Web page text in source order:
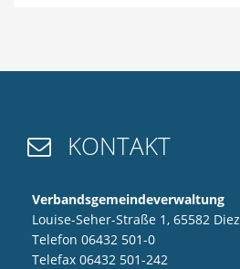
 KONTAKT
Verbandsgemeindeverwaltung
Louise-Seher-Straße 1, 65582 Diez
Telefon 06432 501-0
Telefax 06432 501-242